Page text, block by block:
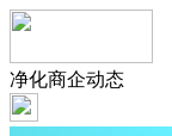
净化商企动态